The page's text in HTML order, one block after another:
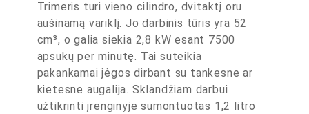
Trimeris turi vieno cilindro, dvitaktį oru
aušinamą variklį. Jo darbinis tūris yra 52
cm³, o galia siekia 2,8 kW esant 7500
apsukų per minutę. Tai suteikia
pakankamai jėgos dirbant su tankesne ar
kietesne augalija. Sklandžiam darbui
užtikrinti įrenginyje sumontuotas 1,2 litro